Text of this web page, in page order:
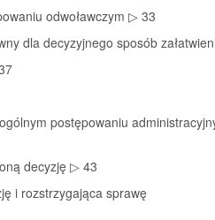
odwoławczym ▷ 33
dla decyzyjnego sposób
postępowaniu
decyzję ▷ 43
i rozstrzygająca sprawę